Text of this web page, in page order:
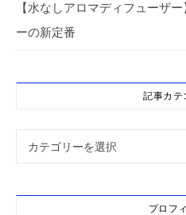
【水なしアロマディフューザ
ーの新定番
記事カテ
記事カテゴリー
プロフ